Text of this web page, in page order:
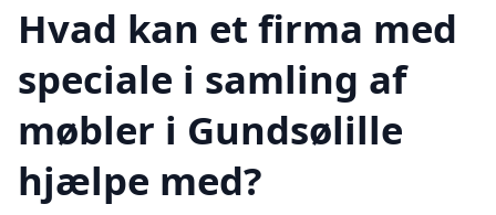
Hvad kan et firma med
speciale i samling af
møbler i Gundsølille
hjælpe med?